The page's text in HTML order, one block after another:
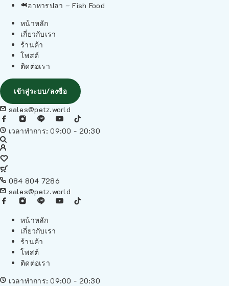
อาหารปลา – Fish Food
หน้าหลัก
เกี่ยวกับเรา
ร้านค้า
โพสต์
ติดต่อเรา
เข้าสู่ระบบ/ลงชื่อ
sales@petz.world
เวลาทำการ: 09:00 - 20:30
084 804 7286
sales@petz.world
หน้าหลัก
เกี่ยวกับเรา
ร้านค้า
โพสต์
ติดต่อเรา
เวลาทำการ: 09:00 - 20:30